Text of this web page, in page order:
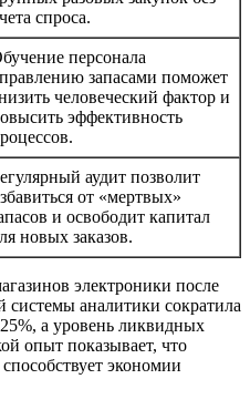
спроса.
персонала
запасами поможет
человеческий фактор и
эффективность
аудит позволит
от «мертвых»
и освободит капитал
новых заказов.
электроники после
системы аналитики сократила
а уровень ликвидных
опыт показывает, что
экономии